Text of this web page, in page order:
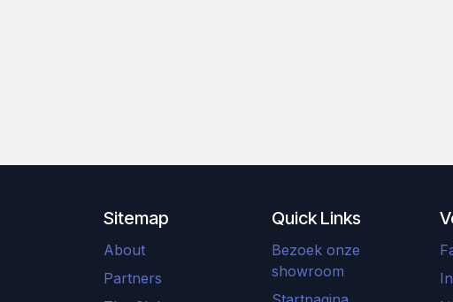
Sitemap
About
Partners
Quick Links
Bezoek onze
showroom